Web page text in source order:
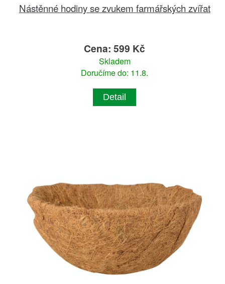
Nástěnné hodiny se zvukem farmářských zvířat
Cena: 599 Kč
Skladem
Doručíme do: 11.8.
Detail